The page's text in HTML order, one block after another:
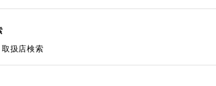
取扱店検索